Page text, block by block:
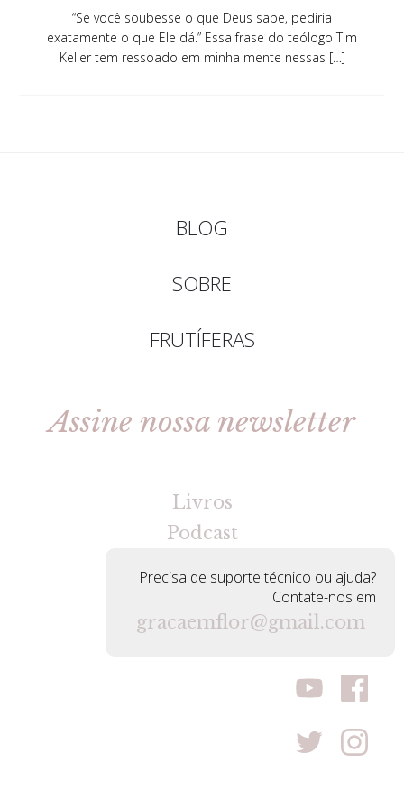
“Se você soubesse o que Deus sabe, pediria
exatamente o que Ele dá.” Essa frase do teólogo Tim
Keller tem ressoado em minha mente nessas […]
BLOG
SOBRE
FRUTÍFERAS
Assine nossa newsletter
Livros
Podcast
Precisa de suporte técnico ou ajuda?
Contate-nos em
gracaemflor@gmail.com